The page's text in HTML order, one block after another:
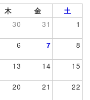
木 金
土
30 31 1
6 7 8
13 14 15
20 21 22